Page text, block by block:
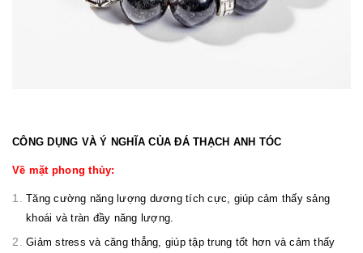
CÔNG DỤNG VÀ Ý NGHĨA CỦA ĐÁ THẠCH ANH TÓC
Về mặt phong thủy:
Tăng cường năng lượng dương tích cực, giúp cảm thấy sảng
khoái và tràn đầy năng lượng.
Giảm stress và căng thẳng, giúp tập trung tốt hơn và cảm thấy